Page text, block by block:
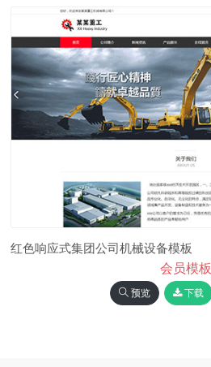
红色响应式集团公司机械设备模板
会员模板
预览 下载